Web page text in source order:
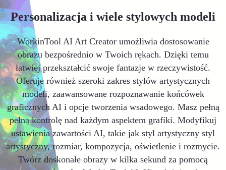
Personalizacja i wiele stylowych modeli
WorkinTool AI Art Creator umożliwia dostosowanie
obrazu bezpośrednio w Twoich rękach. Dzięki temu
łatwiej przekształcić swoje fantazje w rzeczywistość.
Oferuje również szeroki zakres stylów artystycznych
modeli, zaawansowane rozpoznawanie końcówek
graficznych AI i opcje tworzenia wsadowego. Masz pełną
pełną kontrolę nad każdym aspektem grafiki. Modyfikuj
ustawienia zawartości AI, takie jak styl artystyczny styl
artystyczny, rozmiar, kompozycja, oświetlenie i rozmycie.
Twórz doskonałe obrazy w kilka sekund za pomocą